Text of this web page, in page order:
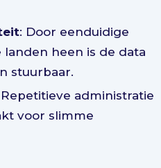
: Door eenduidige
heen is de data
stuurbaar.
Repetitieve administratie
voor slimme